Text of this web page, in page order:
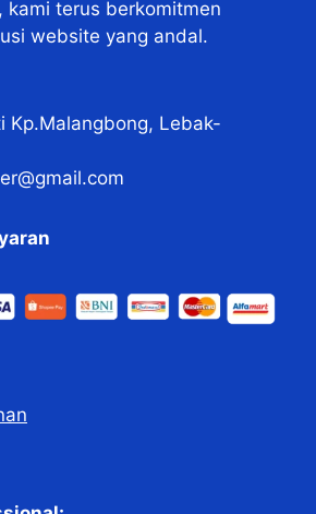
kami terus berkomitmen
website yang andal.
Kp.Malangbong, Lebak-